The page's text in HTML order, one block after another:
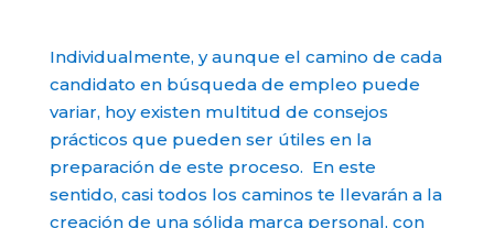
Individualmente, y aunque el camino de cada
candidato en búsqueda de empleo puede
variar, hoy existen multitud de consejos
prácticos que pueden ser útiles en la
preparación de este proceso. En este
sentido, casi todos los caminos te llevarán a la
creación de una sólida marca personal, con